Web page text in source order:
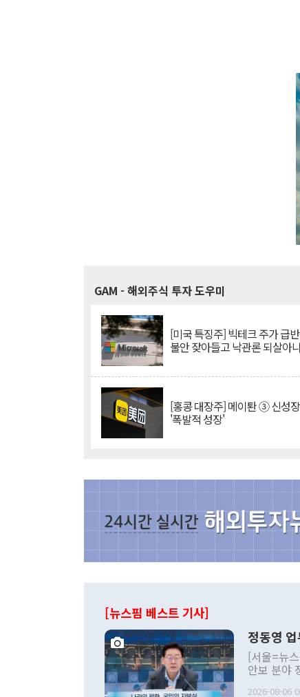
GAM - 해외주식 투자 도우미
[미국 특징주] 빅테크 주가 급
불안 잦아들고 낙관론 되살아
[홍콩 대장주] 메이퇀 ③ 신성
'폭발적 성장'
[뉴스핌 베스트 기사]
정동영
[서울=뉴
안보 분야
2026-08-06